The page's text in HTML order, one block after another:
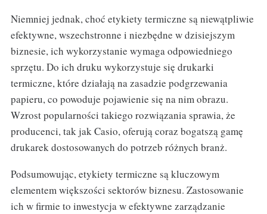
Niemniej jednak, choć etykiety termiczne są niewątpliwie
efektywne, wszechstronne i niezbędne w dzisiejszym
biznesie, ich wykorzystanie wymaga odpowiedniego
sprzętu. Do ich druku wykorzystuje się drukarki
termiczne, które działają na zasadzie podgrzewania
papieru, co powoduje pojawienie się na nim obrazu.
Wzrost popularności takiego rozwiązania sprawia, że
producenci, tak jak Casio, oferują coraz bogatszą gamę
drukarek dostosowanych do potrzeb różnych branż.
Podsumowując, etykiety termiczne są kluczowym
elementem większości sektorów biznesu. Zastosowanie
ich w firmie to inwestycja w efektywne zarządzanie